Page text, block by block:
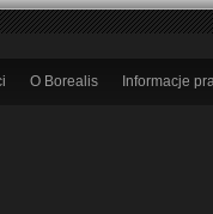
O Borealis Informacje